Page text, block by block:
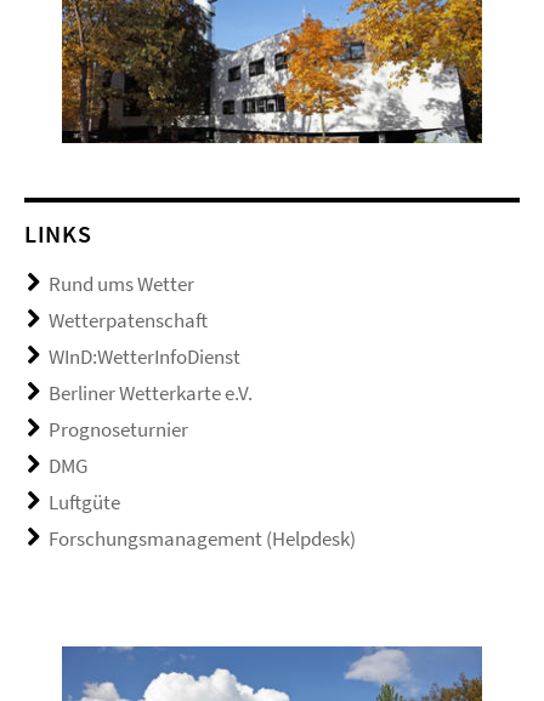
LINKS
Rund ums Wetter
Wetterpatenschaft
WInD:WetterInfoDienst
Berliner Wetterkarte e.V.
Prognoseturnier
DMG
Luftgüte
Forschungsmanagement (Helpdesk)